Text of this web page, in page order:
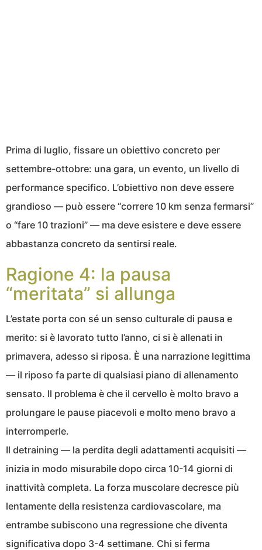
Prima di luglio, fissare un obiettivo concreto per
settembre-ottobre: una gara, un evento, un livello di
performance specifico. L’obiettivo non deve essere
grandioso — può essere “correre 10 km senza fermarsi”
o “fare 10 trazioni” — ma deve esistere e deve essere
abbastanza concreto da sentirsi reale.
Ragione 4: la pausa
“meritata” si allunga
L’estate porta con sé un senso culturale di pausa e
merito: si è lavorato tutto l’anno, ci si è allenati in
primavera, adesso si riposa. È una narrazione legittima
— il riposo fa parte di qualsiasi piano di allenamento
sensato. Il problema è che il cervello è molto bravo a
prolungare le pause piacevoli e molto meno bravo a
interromperle.
Il detraining — la perdita degli adattamenti acquisiti —
inizia in modo misurabile dopo circa 10-14 giorni di
inattività completa. La forza muscolare decresce più
lentamente della resistenza cardiovascolare, ma
entrambe subiscono una regressione che diventa
significativa dopo 3-4 settimane. Chi si ferma